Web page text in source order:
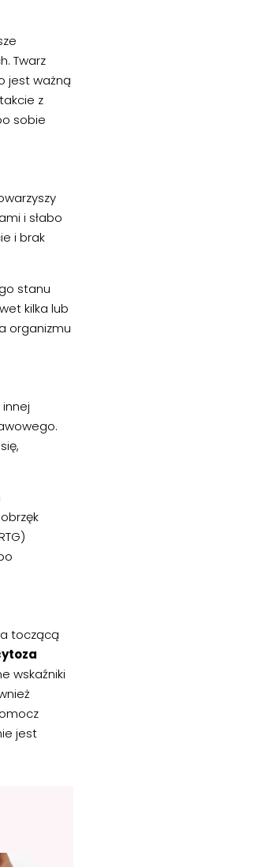
Twarz
jest ważną
z
sobie
i słabo
i brak
stanu
kilka lub
organizmu
toczącą
wskaźniki
jest